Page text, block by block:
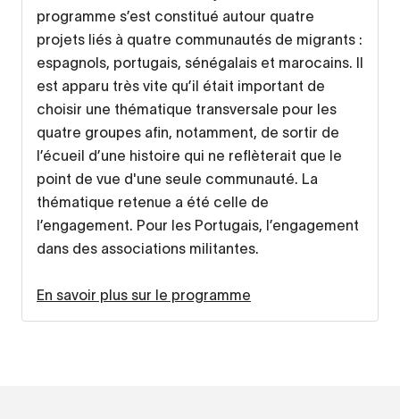
programme s’est constitué autour quatre
projets liés à quatre communautés de migrants :
espagnols, portugais, sénégalais et marocains. Il
est apparu très vite qu’il était important de
choisir une thématique transversale pour les
quatre groupes afin, notamment, de sortir de
l’écueil d’une histoire qui ne reflèterait que le
point de vue d'une seule communauté. La
thématique retenue a été celle de
l’engagement. Pour les Portugais, l’engagement
dans des associations militantes.
En savoir plus sur le programme